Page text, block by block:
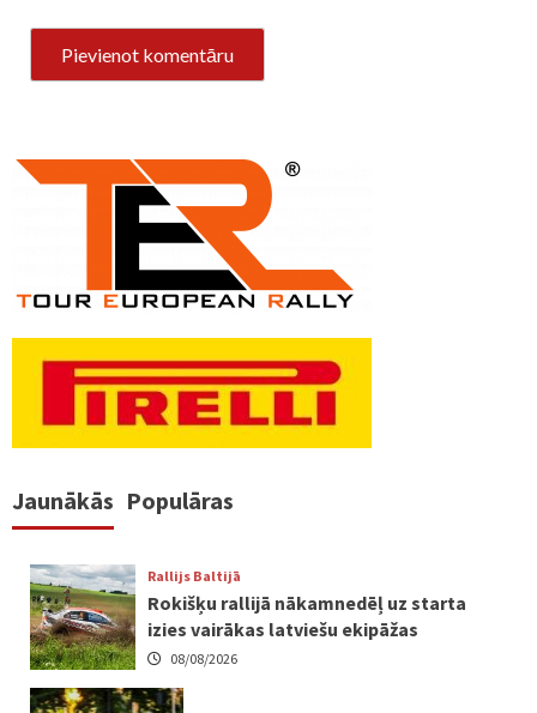
Jaunākās Populāras
Rallijs Baltijā
Rokišķu rallijā nākamnedēļ uz starta
izies vairākas latviešu ekipāžas
08/08/2026